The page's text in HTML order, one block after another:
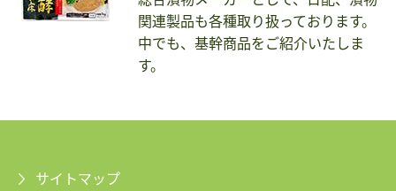
関連製品も各種取り扱っております。
中でも、基幹商品をご紹介いたしま
す。
サイトマップ